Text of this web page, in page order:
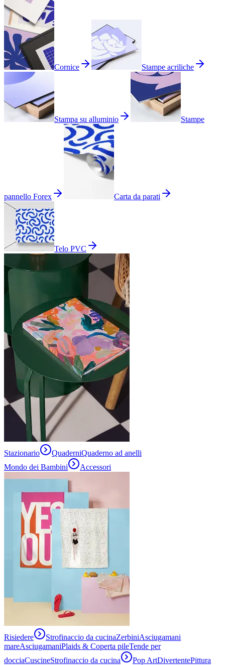
Cornice Stampe acriliche
Stampa su alluminio Stampe
pannello Forex Carta da parati
Telo PVC
Stazionario QuaderniQuaderno ad anelli
Mondo dei Bambini
Accessori
Risiedere Strofinaccio da cucinaZerbiniAsciugamani
mareAsciugamaniPlaids & Coperta pileTende per
docciaCuscineStrofinaccio da cucina Pop ArtDivertentePittura